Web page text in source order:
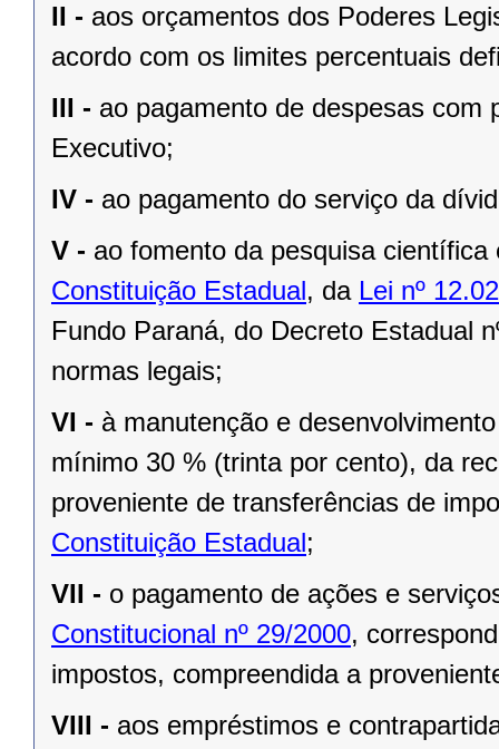
II - aos orçamentos dos Poderes
acordo com os limites percentuais
III - ao pagamento de despesas com
Executivo;
IV - ao pagamento do serviço da
V - ao fomento da pesquisa
Constituição Estadual, da Lei nº
Fundo Paraná, do Decreto Estadual
normas legais;
VI - à manutenção e
mínimo 30 % (trinta por cento), da
proveniente de transferências de
Constituição Estadual;
VII - o pagamento de ações e
Constitucional nº 29/2000,
impostos, compreendida a
VIII - aos empréstimos e